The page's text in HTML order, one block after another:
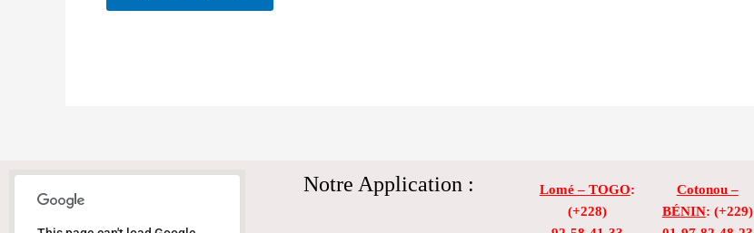
Notre Application : Lomé – TOGO:
(+228)
Cotonou –
BÉNIN: (+229)